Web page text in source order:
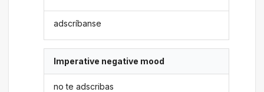
adscríbanse
Imperative negative mood
no te adscribas